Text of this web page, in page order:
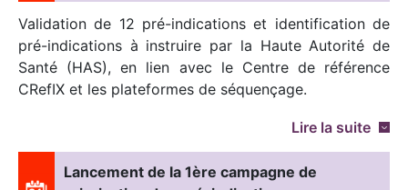
Validation de 12 pré-indications et identification de
pré-indications à instruire par la Haute Autorité de
Santé (HAS), en lien avec le Centre de référence
CRefIX et les plateformes de séquençage.
Lire la suite
Lancement de la 1ère campagne de